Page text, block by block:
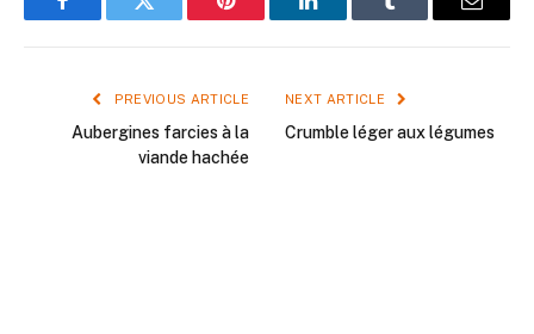
FacebookTwitter Pinterest LinkedInTumblr Email
PREVIOUS ARTICLE
Aubergines farcies à la
viande hachée
NEXT ARTICLE
Crumble léger aux légumes